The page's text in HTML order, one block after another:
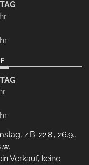
z.B. 22.8., 26.9.,
Verkauf, keine